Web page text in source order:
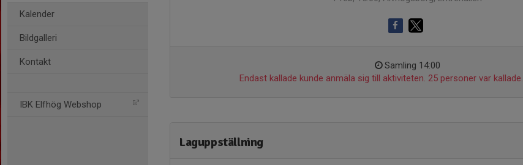
Kalender
Bildgalleri
Kontakt
IBK Elfhög Webshop
Samling 14:00
Endast kallade kunde anmäla sig till aktiviteten. 25 personer var kallade.
Laguppställning